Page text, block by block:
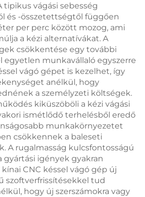
vágási sebesség
és -összetettségtől függően
per perc között mozog, ami
a kézi alternatívákat. A
csökkentése egy további
egyetlen munkavállaló egyszerre
vágó gépet is kezelhet, így
anélkül, hogy
a személyzeti költségek.
kiküszöböli a kézi vágási
ismétlődő terhelésből eredő
munkakörnyezetet
csökkennek a baleseti
A rugalmasság kulcsfontosságú
gyártási igények gyakran
CNC késsel vágó gép új
szoftverfrissítésekkel tud
hogy új szerszámokra vagy